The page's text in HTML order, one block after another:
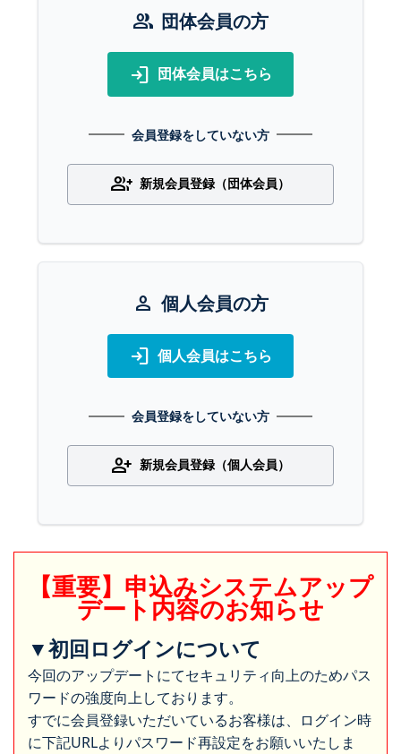
group 団体会員の方
login 団体会員はこちら
会員登録をしていない方
group_add 新規会員登録（団体会員）
person 個人会員の方
login 個人会員はこちら
会員登録をしていない方
person_add 新規会員登録（個人会員）
【重要】申込みシステムアップ
デート内容のお知らせ
▼初回ログインについて
今回のアップデートにてセキュリティ向上のためパス
ワードの強度向上しております。
すでに会員登録いただいているお客様は、ログイン時
に下記URLよりパスワード再設定をお願いいたしま